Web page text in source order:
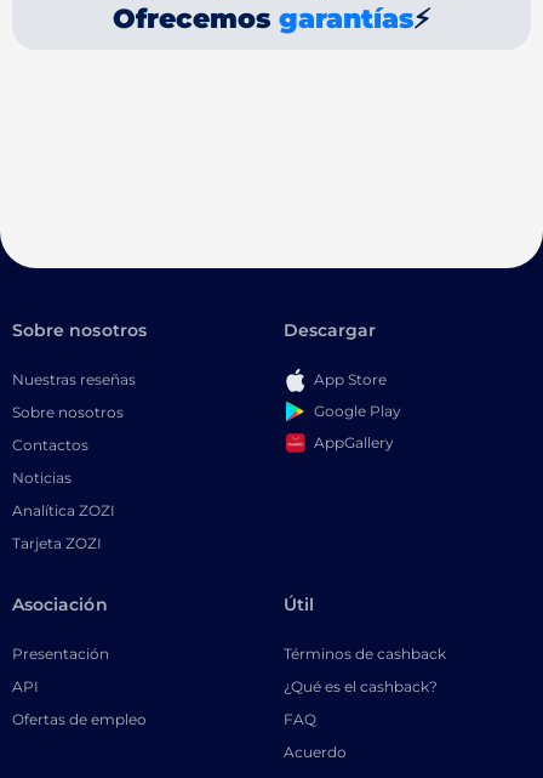
Ofrecemos garantías⚡
Sobre nosotros
Nuestras reseñas
Sobre nosotros
Contactos
Noticias
Analítica ZOZI
Tarjeta ZOZI
Descargar
App Store
Google Play
AppGallery
Asociación
Presentación
API
Ofertas de empleo
Útil
Términos de cashback
¿Qué es el cashback?
FAQ
Acuerdo